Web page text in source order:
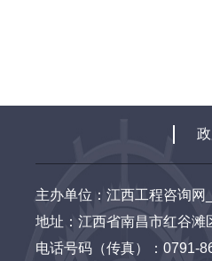
主办单位：江西工程咨询网
地址：江西省南昌市红谷
电话号码（传真）：